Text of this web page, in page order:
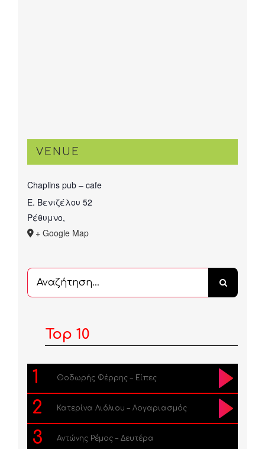
VENUE
Chaplins pub – cafe
Ε. Βενιζέλου 52
Ρέθυμνο,
+ Google Map
Αναζήτηση
...
Top 10
1 Θοδωρής Φέρρης – Είπες
2 Κατερίνα Λιόλιου – Λογαριασμός
3 Αντώνης Ρέμος – Δευτέρα